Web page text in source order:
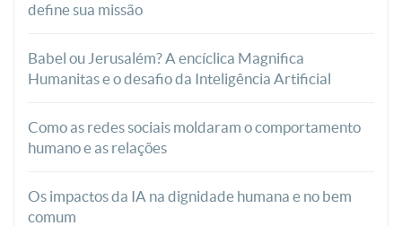
define sua missão
Babel ou Jerusalém? A encíclica Magnifica
Humanitas e o desafio da Inteligência Artificial
Como as redes sociais moldaram o comportamento
humano e as relações
Os impactos da IA na dignidade humana e no bem
comum